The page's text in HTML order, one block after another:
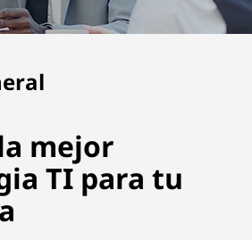
mejor
TI para tu